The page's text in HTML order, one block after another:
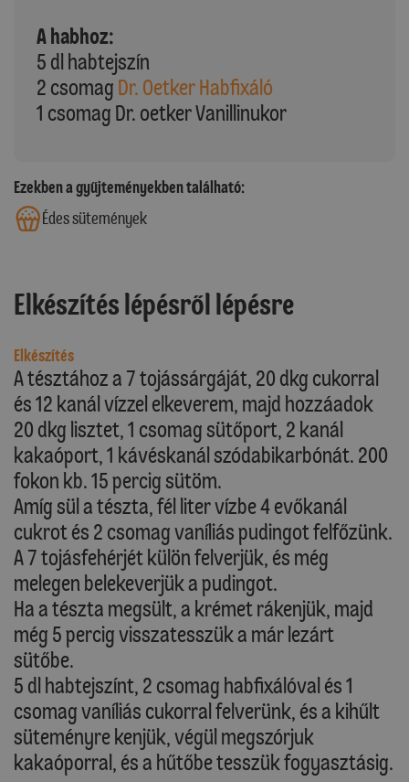
A habhoz:
5 dl habtejszín
2 csomag Dr. Oetker Habfixáló
1 csomag Dr. oetker Vanillinukor
Ezekben a gyűjteményekben található:
Édes sütemények
Elkészítés lépésről lépésre
Elkészítés
A tésztához a 7 tojássárgáját, 20 dkg cukorral
és 12 kanál vízzel elkeverem, majd hozzáadok
20 dkg lisztet, 1 csomag sütőport, 2 kanál
kakaóport, 1 kávéskanál szódabikarbónát. 200
fokon kb. 15 percig sütöm.
Amíg sül a tészta, fél liter vízbe 4 evőkanál
cukrot és 2 csomag vaníliás pudingot felfőzünk.
A 7 tojásfehérjét külön felverjük, és még
melegen belekeverjük a pudingot.
Ha a tészta megsült, a krémet rákenjük, majd
még 5 percig visszatesszük a már lezárt
sütőbe.
5 dl habtejszínt, 2 csomag habfixálóval és 1
csomag vaníliás cukorral felverünk, és a kihűlt
süteményre kenjük, végül megszórjuk
kakaóporral, és a hűtőbe tesszük fogyasztásig.